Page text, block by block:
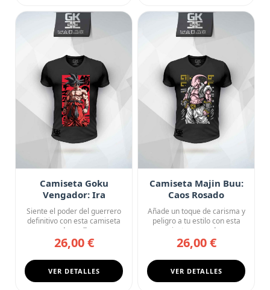
Camiseta Goku
Vengador: Ira
Desatada
Siente el poder del guerrero
definitivo con esta camiseta
negra de cuello en ...
26,00 €
VER DETALLES
Camiseta Majin Buu:
Caos Rosado
Añade un toque de carisma y
peligro a tu estilo con esta
camiseta negra de cu...
26,00 €
VER DETALLES